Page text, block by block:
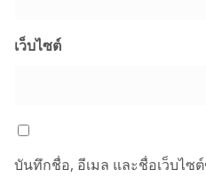
เว็บไซต์
บันทึกชื่อ, อีเมล และชื่อเว็บไซ